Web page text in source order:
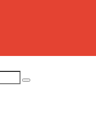
Αναζήτηση